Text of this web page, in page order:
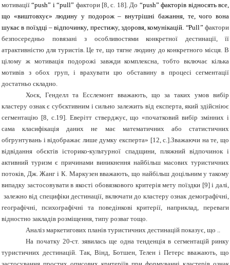
мотивації“push” і “pull” фактори [8,c . 18]. До “push” факторів відносять все,
що «виштовхує» людину у подорож – внутрішні бажання, те, чого вона
шукає в поїздці – відпочинку, престижу, здоровя, комунікацій. “Рull” фактори
безпосередньо повязані з особливостями конкретної дестинації, її
атрактивністю для туристів. Це те, що тягне людину до конкретного місця. В
цілому ж мотивація подорожі завжди комплексна, тобто включає кілька
мотивів з обох груп, і врахувати цю обставину в процесі сегментації
достатньо складно.
Хоєк, Генделл та Есслемонт вважають, що за таких умов вибір
кластеру ознак є субєктивним і сильно залежить від експерта, який здійсніює
сегментацію [8, c.19]. Еверітт стверджує, що «початковий вибір змінних і
сама класифікація даних не має математичних або статистичних
обгрунтувань і відображає лише думку експерта» [12, с.].Зважаючи на те, що
відвідання обєктів історико-культурної спадщини, пляжний відпочинок і
активний туризм є причинами виникнення найбільш масових туристичних
потоків, Дж. Жанг і К. Маркузен вважають, що найбільш доцільним у такому
випадку застосовувати в якості обовязкового критерія мету поїздки [9] і далі,
залежно від специфіки дестинації, включати до кластеру ознак демографічні,
географічні, психографічні та поведінкові критерії, наприклад, переваги
відностно закладів розміщення, типу розваг тощо.
Аналіз маркетигових планів туристичних дестинацій показує, що ..
На початку 20-ст. зявилась ще одна тенденція в сегментацій ринку
туристичних дестинацій. Так, Вінд, Ботшен, Телен і Петерс вважають, що